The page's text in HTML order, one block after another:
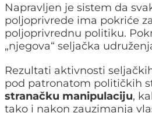
Napravljen je sistem da
poljoprivrede ima pokriće
poljoprivrednu politiku.
„njegova“ seljačka
Rezultati aktivnosti
pod patronatom političkih
stranačku manipulaciju,
tako i nakon zauzimanja